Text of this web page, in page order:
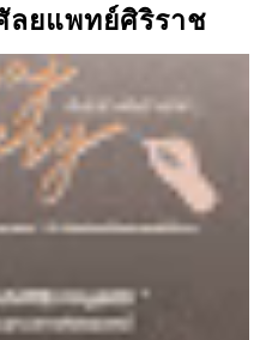
ยแพทย์ศิริราช